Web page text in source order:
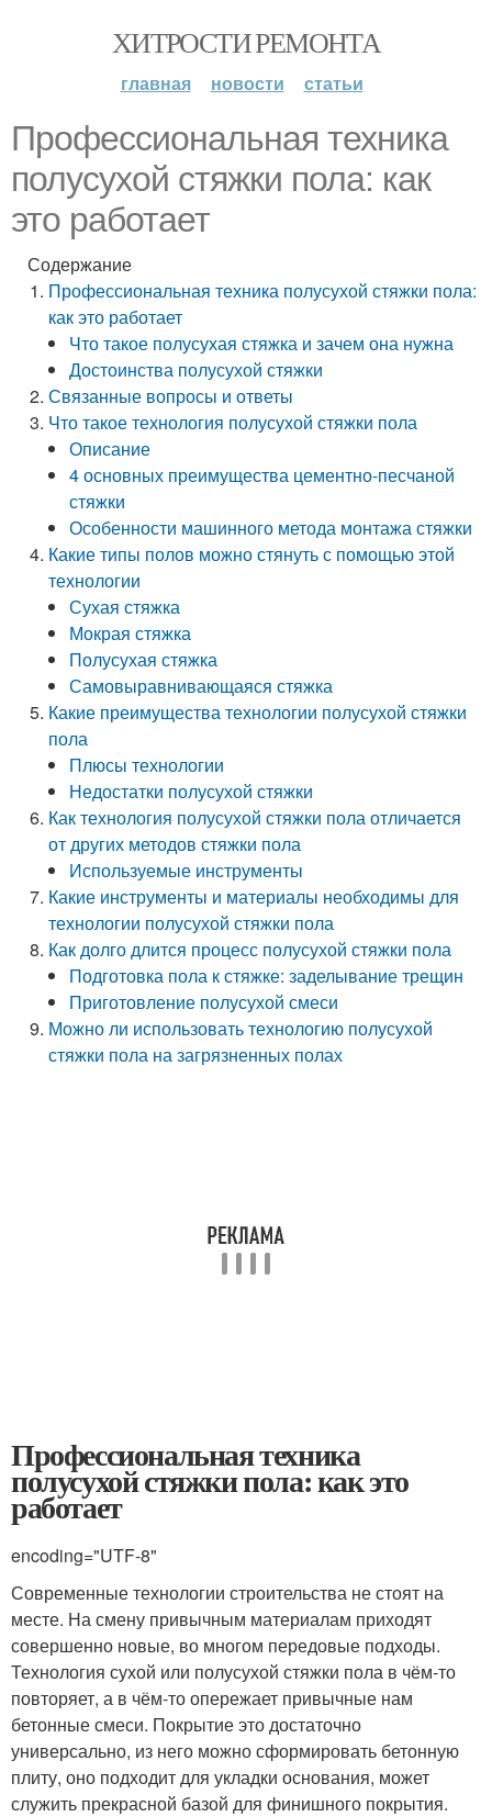
ХИТРОСТИ РЕМОНТА
главная новости статьи
Профессиональная техника
полусухой стяжки пола: как
это работает
Содержание
Профессиональная техника полусухой стяжки пола:
как это работает
Что такое полусухая стяжка и зачем она нужна
Достоинства полусухой стяжки
Связанные вопросы и ответы
Что такое технология полусухой стяжки пола
Описание
4 основных преимущества цементно-песчаной
стяжки
Особенности машинного метода монтажа стяжки
Какие типы полов можно стянуть с помощью этой
технологии
Сухая стяжка
Мокрая стяжка
Полусухая стяжка
Самовыравнивающаяся стяжка
Какие преимущества технологии полусухой стяжки
пола
Плюсы технологии
Недостатки полусухой стяжки
Как технология полусухой стяжки пола отличается
от других методов стяжки пола
Используемые инструменты
Какие инструменты и материалы необходимы для
технологии полусухой стяжки пола
Как долго длится процесс полусухой стяжки пола
Подготовка пола к стяжке: заделывание трещин
Приготовление полусухой смеси
Можно ли использовать технологию полусухой
стяжки пола на загрязненных полах
Профессиональная техника
полусухой стяжки пола: как это
работает
encoding="UTF-8"
Современные технологии строительства не стоят на
месте. На смену привычным материалам приходят
совершенно новые, во многом передовые подходы.
Технология сухой или полусухой стяжки пола в чём-то
повторяет, а в чём-то опережает привычные нам
бетонные смеси. Покрытие это достаточно
универсально, из него можно сформировать бетонную
плиту, оно подходит для укладки основания, может
служить прекрасной базой для финишного покрытия.